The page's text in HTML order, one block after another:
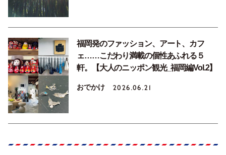
福岡発のファッション、アート、カフ
ェ……こだわり満載の個性あふれる５
軒。【大人のニッポン観光_福岡編Vol.2】
おでかけ 2026.06.21